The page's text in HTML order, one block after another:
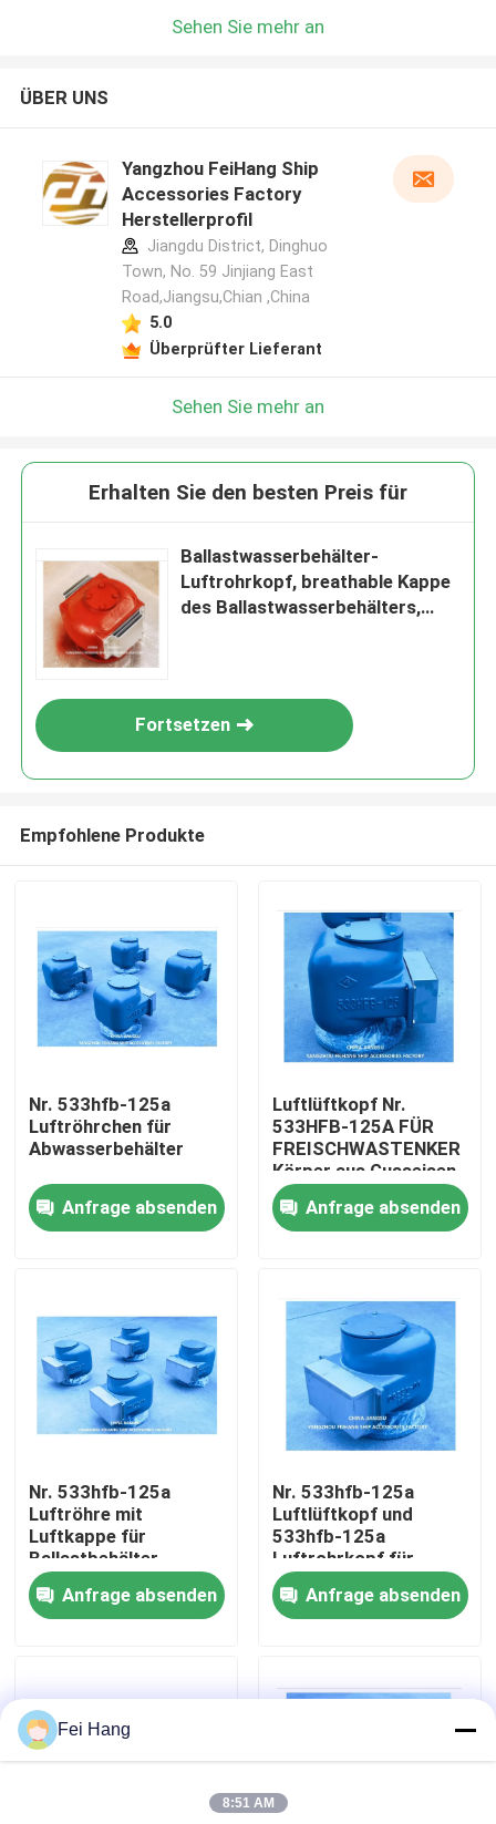
Startseite
Über uns
Fabrik Tour
Kontakt
Referenzen
Marine-Wasserfilter
Marine Sea Water Strainer
Sehen Sie mehr an
ÜBER UNS
Yangzhou FeiHang Ship
Accessories Factory
Herstellerprofil
Jiangdu District, Dinghuo
Town, No. 59 Jinjiang East
Road,Jiangsu,Chian ,China
5.0
Überprüfter Lieferant
Sehen Sie mehr an
Erhalten Sie den besten Preis für
Ballastwasserbehälter-
Luftrohrkopf, breathable Kappe
des Ballastwasserbehälters,
Fortsetzen
Empfohlene Produkte
Nr. 533hfb-125a
Luftröhrchen für
Abwasserbehälter
Anfrage absenden
Luftlüftkopf Nr.
533HFB-125A FÜR
FREISCHWASTENKER
Körper aus Gusseisen
mit Edelstahlfloater
Anfrage absenden
Nr. 533hfb-125a
Luftröhre mit
Luftkappe für
Ballastbehälter
Anfrage absenden
Nr. 533hfb-125a
Luftlüftkopf und
533hfb-125a
Luftrohrkopf für
Ballastbehälter
Anfrage absenden
Fei Hang
8:51 AM